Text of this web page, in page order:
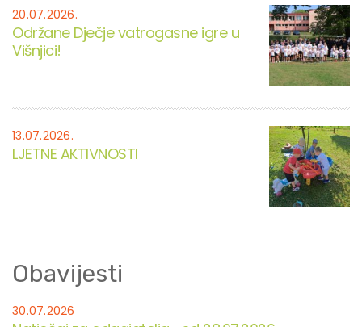
20.07.2026.
Održane Dječje vatrogasne igre u
Višnjici!
13.07.2026.
LJETNE AKTIVNOSTI
Obavijesti
30.07.2026